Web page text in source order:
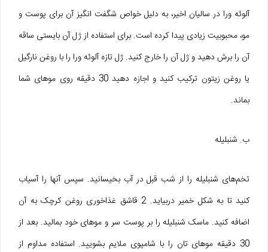
آلوئه ورا در سالیان اخیر، به دلیل خواص شگفت انگیز آن برای پوست و
مو، محبوبیت زیادی پیدا کرده است. برای استفاده از ژل آن بایستی ساقه
آن را برش دهید و ژل آن را خارج کنید. ژل تازه آلوئه ورا را با روغن نارگیل
یا روغن زیتون ترکیب کنید و اجازه دهید 30 دقیقه روی موهای شما
بماند.
ب. شنبلیله
تخم‌های شنبلیله را از شب قبل در آب بخیسانید. سپس آنها را آسیاب
کنید تا به شکل خمیر دربیاید. 2 قاشق غذاخوری روغن کرچک به آن
اضافه کنید. ماسک شنبلیله را بر پوست سر و موهای خود بمالید. بعد از
30 دقیقه موهای تان را با شامپوی ملایم بشویید. استفاده مداوم از